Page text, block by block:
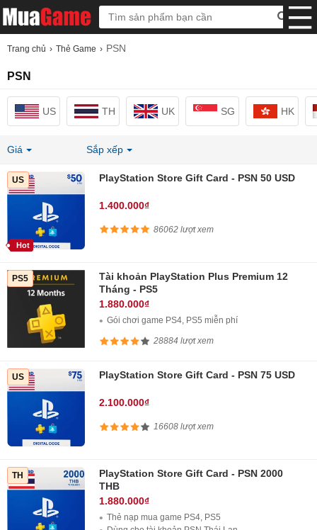
Trang chủ Thẻ Game PSN
PSN
US TH UK SG HK
Giá Sắp xếp
US PlayStation Store Gift Card - PSN 50 USD
1.400.000₫
Hot
86062 lượt xem
PS5
Tài khoản PlayStation Plus Premium 12
Tháng - PS5
1.880.000₫
Gói chơi game PS4, PS5 miễn phí
28884 lượt xem
US PlayStation Store Gift Card - PSN 75 USD
2.100.000₫
16608 lượt xem
TH
PlayStation Store Gift Card - PSN 2000
THB
1.880.000₫
Thẻ nạp mua game PS4, PS5